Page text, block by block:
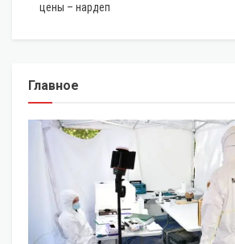
цены – нардеп
Главное